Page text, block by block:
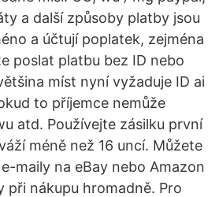
a další způsoby platby jsou
a účtují poplatek, zejména
poslat platbu bez ID nebo
míst nyní vyžaduje ID ai
to příjemce nemůže
atd. Používejte zásilku první
méně než 16 uncí. Můžete
maily na eBay nebo Amazon
při nákupu hromadně. Pro